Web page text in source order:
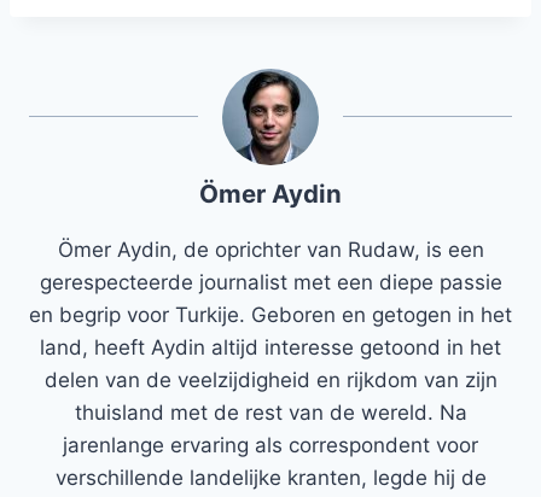
Ömer Aydin
Ömer Aydin, de oprichter van Rudaw, is een
gerespecteerde journalist met een diepe passie
en begrip voor Turkije. Geboren en getogen in het
land, heeft Aydin altijd interesse getoond in het
delen van de veelzijdigheid en rijkdom van zijn
thuisland met de rest van de wereld. Na
jarenlange ervaring als correspondent voor
verschillende landelijke kranten, legde hij de